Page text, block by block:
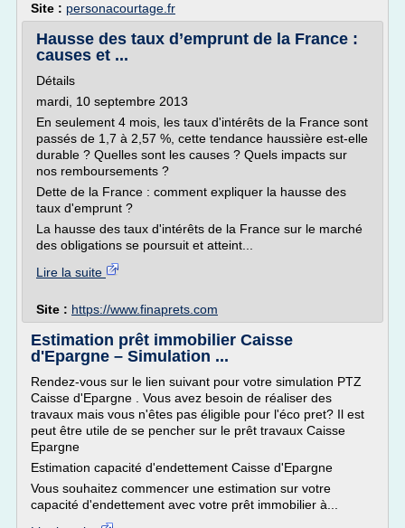
Site : personacourtage.fr
Hausse des taux d’emprunt de la France :
causes et ...
Détails
mardi, 10 septembre 2013
En seulement 4 mois, les taux d'intérêts de la France sont
passés de 1,7 à 2,57 %, cette tendance haussière est-elle
durable ? Quelles sont les causes ? Quels impacts sur
nos remboursements ?
Dette de la France : comment expliquer la hausse des
taux d'emprunt ?
La hausse des taux d'intérêts de la France sur le marché
des obligations se poursuit et atteint...
Lire la suite
Site : https://www.finaprets.com
Estimation prêt immobilier Caisse
d'Epargne – Simulation ...
Rendez-vous sur le lien suivant pour votre simulation PTZ
Caisse d'Epargne . Vous avez besoin de réaliser des
travaux mais vous n'êtes pas éligible pour l'éco pret? Il est
peut être utile de se pencher sur le prêt travaux Caisse
Epargne
Estimation capacité d'endettement Caisse d'Epargne
Vous souhaitez commencer une estimation sur votre
capacité d'endettement avec votre prêt immobilier à...